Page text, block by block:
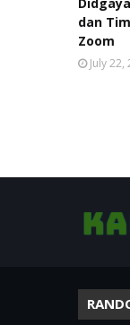
dan
Zoom
July 22,